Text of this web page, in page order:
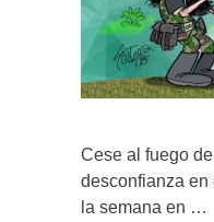
Cese al fuego
desconfianza
la semana en …